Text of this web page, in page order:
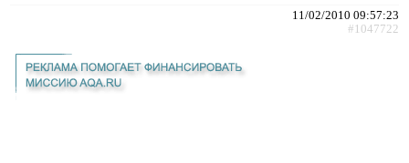
11/02/2010 09:57:23
#1047722